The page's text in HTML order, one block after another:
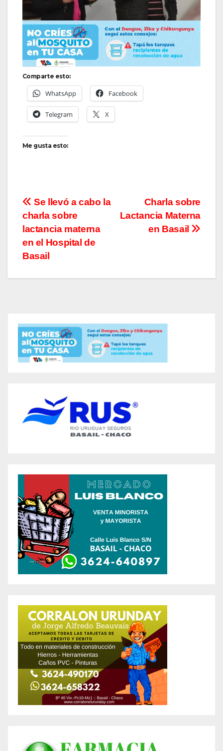
Comparte esto:
WhatsApp Facebook
Telegram X
Me gusta esto:
Navegación
de
entradas
Charla sobre
Lactancia Materna
en Basail
Se llevó a cabo la
charla sobre
lactancia materna
en el Hospital de
Basail